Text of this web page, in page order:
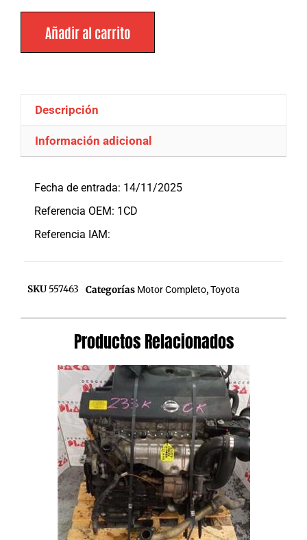
Añadir al carrito
Descripción
Información adicional
Fecha de entrada: 14/11/2025
Referencia OEM: 1CD
Referencia IAM:
SKU 557463 Categorías Motor Completo,Toyota
Productos Relacionados